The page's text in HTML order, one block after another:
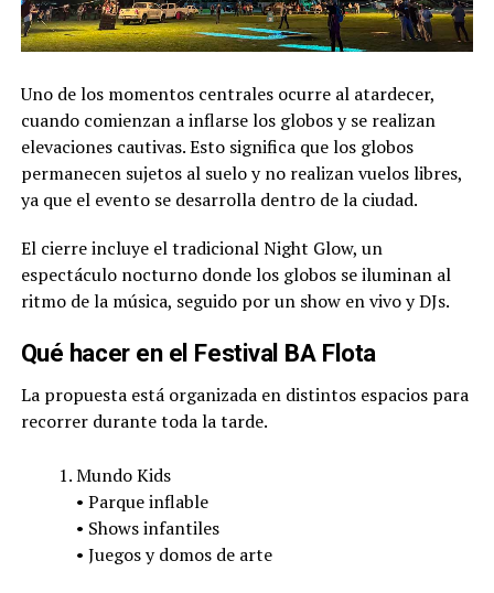
Uno de los momentos centrales ocurre al atardecer,
cuando comienzan a inflarse los globos y se realizan
elevaciones cautivas. Esto significa que los globos
permanecen sujetos al suelo y no realizan vuelos libres,
ya que el evento se desarrolla dentro de la ciudad.
El cierre incluye el tradicional Night Glow, un
espectáculo nocturno donde los globos se iluminan al
ritmo de la música, seguido por un show en vivo y DJs.
Qué hacer en el Festival BA Flota
La propuesta está organizada en distintos espacios para
recorrer durante toda la tarde.
Mundo Kids
• Parque inflable
• Shows infantiles
• Juegos y domos de arte